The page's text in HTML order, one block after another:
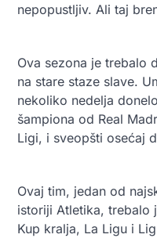
nepopustljiv. Ali taj
Ova sezona je trebalo
na stare staze slave.
nekoliko nedelja
šampiona od Real
Ligi, i sveopšti osećaj
Ovaj tim, jedan od
istoriji Atletika, trebalo
Kup kralja, La Ligu i